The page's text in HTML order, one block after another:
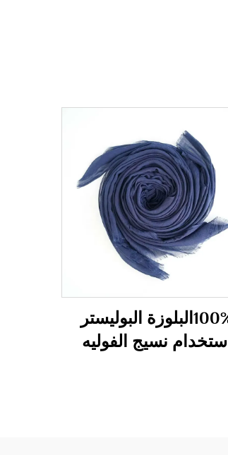
100%البلوزة البوليستر
استخدام نسيج الفوليه